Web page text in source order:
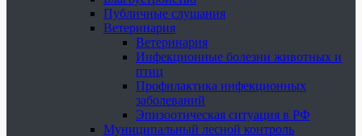
Публичные слушания
Ветеринария
Ветеринария
Инфекционные болезни животных и
птиц
Профилактика инфекционных
заболеваний
Эпизоотическая ситуация в РФ
Муниципальный лесной контроль